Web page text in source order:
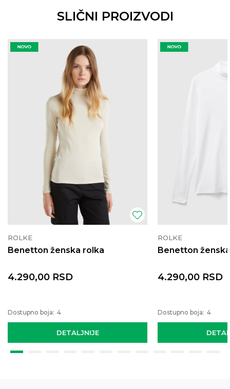
SLIČNI PROIZVODI
ROLKE
Benetton ženska rolka
DETALJNIJE
4.290,00 RSD
Dostupno boja: 4
ROLKE
Benetton
4.290,00 RSD
Dostupno boja: 4